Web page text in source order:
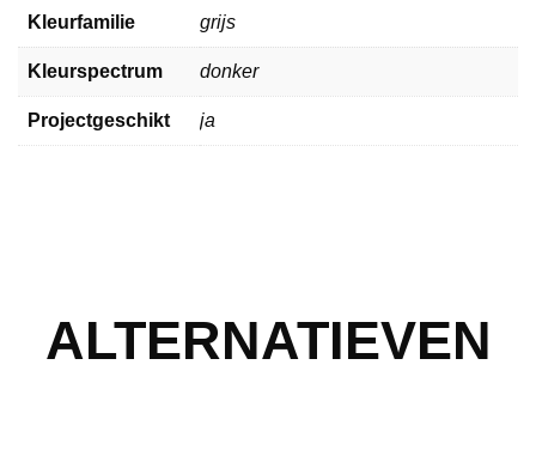
Kleurfamilie grijs
Kleurspectrum donker
Projectgeschikt ja
ALTERNATIEVEN